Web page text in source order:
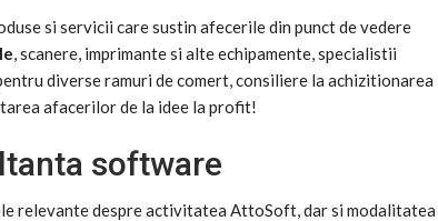
si servicii care sustin afecerile din punct de vedere
, scanere, imprimante si alte echipamente, specialistii
diverse ramuri de comert, consiliere la achizitionarea
afacerilor de la idee la profit!
software
relevante despre activitatea AttoSoft, dar si modalitatea